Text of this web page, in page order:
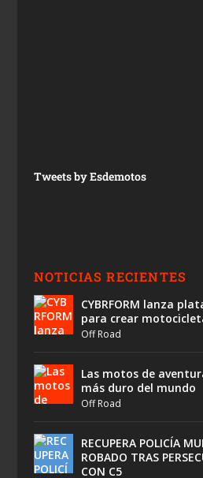
Tweets by Esdemotos
NOTICIAS RECIENTES
CYBRFORM lanza
para crear
Off Road
Las motos de
más duro del mundo
Off Road
RECUPERA POLICÍA
ROBADO TRAS
CON C5